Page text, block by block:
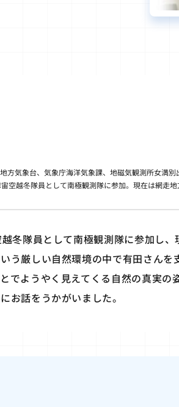
方気象台、気象庁海洋気象課、地磁気観測所女満
空越冬隊員として南極観測隊に参加。現在は網走地
冬隊員として南極観測隊に参加し
う厳しい自然環境の中で有田さん
でようやく見えてくる自然の真実の
お話をうかがいました。